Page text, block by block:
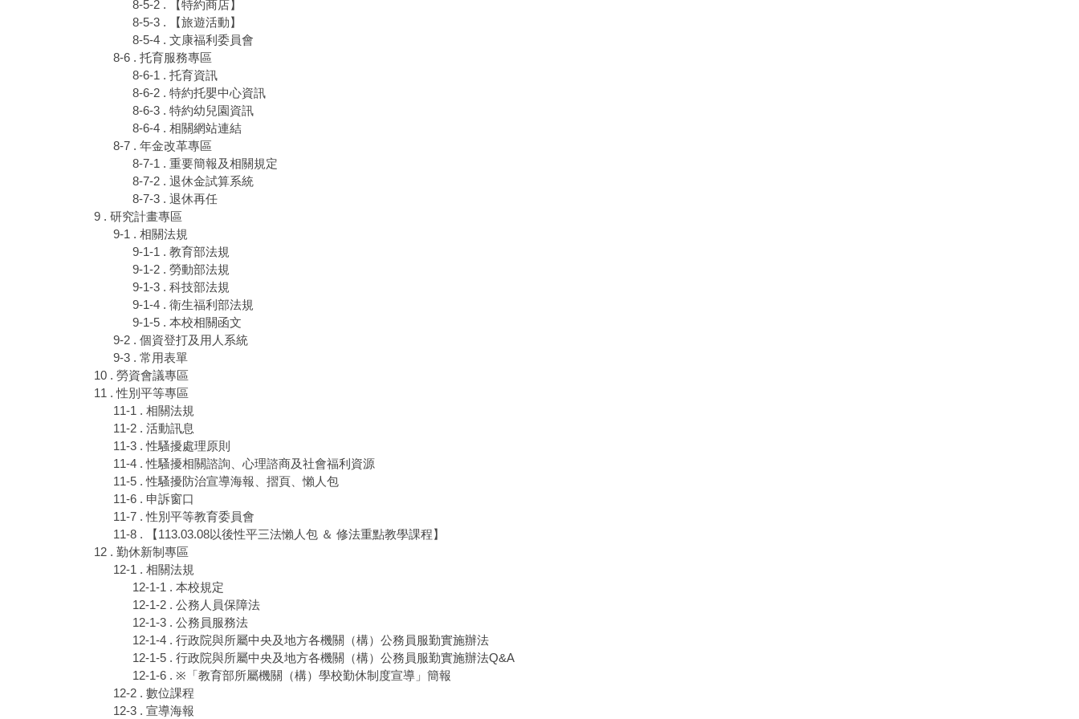
8-5-2 . 【特約商店】
8-5-3 . 【旅遊活動】
8-5-4 . 文康福利委員會
8-6 . 托育服務專區
8-6-1 . 托育資訊
8-6-2 . 特約托嬰中心資訊
8-6-3 . 特約幼兒園資訊
8-6-4 . 相關網站連結
8-7 . 年金改革專區
8-7-1 . 重要簡報及相關規定
8-7-2 . 退休金試算系統
8-7-3 . 退休再任
9 . 研究計畫專區
9-1 . 相關法規
9-1-1 . 教育部法規
9-1-2 . 勞動部法規
9-1-3 . 科技部法規
9-1-4 . 衛生福利部法規
9-1-5 . 本校相關函文
9-2 . 個資登打及用人系統
9-3 . 常用表單
10 . 勞資會議專區
11 . 性別平等專區
11-1 . 相關法規
11-2 . 活動訊息
11-3 . 性騷擾處理原則
11-4 . 性騷擾相關諮詢、心理諮商及社會福利資源
11-5 . 性騷擾防治宣導海報、摺頁、懶人包
11-6 . 申訴窗口
11-7 . 性別平等教育委員會
11-8 . 【113.03.08以後性平三法懶人包 ＆ 修法重點教學課程】
12 . 勤休新制專區
12-1 . 相關法規
12-1-1 . 本校規定
12-1-2 . 公務人員保障法
12-1-3 . 公務員服務法
12-1-4 . 行政院與所屬中央及地方各機關（構）公務員服勤實施辦法
12-1-5 . 行政院與所屬中央及地方各機關（構）公務員服勤實施辦法Q&A
12-1-6 . ※「教育部所屬機關（構）學校勤休制度宣導」簡報
12-2 . 數位課程
12-3 . 宣導海報